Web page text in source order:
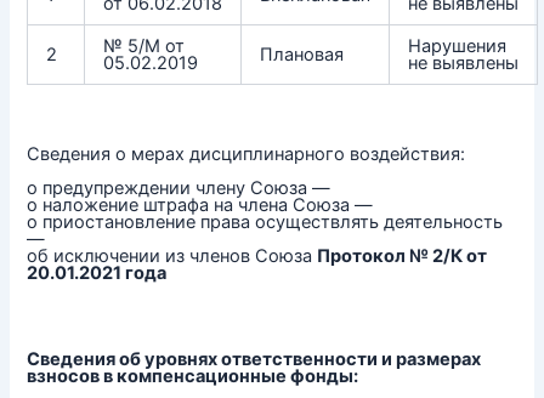
2 № 5/М от
05.02.2019 Плановая Нарушения
не выявлены
Сведения о мерах дисциплинарного воздействия:
о предупреждении члену Союза —
о наложение штрафа на члена Союза —
о приостановление права осуществлять деятельность
—
об исключении из членов Союза Протокол № 2/К от
20.01.2021 года
Сведения об уровнях ответственности и размерах
взносов в компенсационные фонды: